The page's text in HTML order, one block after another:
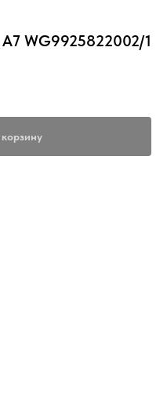
WG9925822002/1